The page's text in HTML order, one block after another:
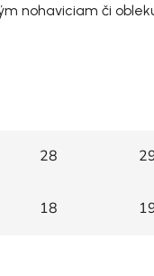
nohaviciam či
28
18